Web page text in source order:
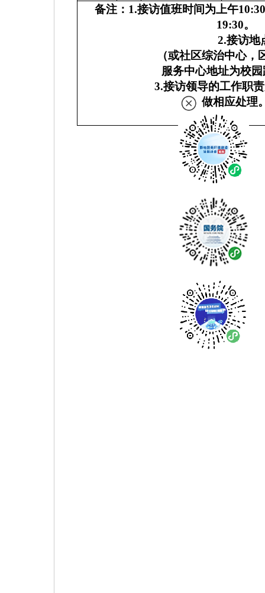
备注： 1.接访值班时间为上午
19:30。
2.接访地
（或社区综治中心，
服务中心地址为校
3.接访领导的工作职
做相应处理